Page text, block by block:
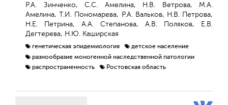
Р.А. Зинченко, С.С. Амелина, Н.В. Ветрова, М.А.
Амелина, Т.И. Пономарева, Р.А. Вальков, Н.В. Петрова,
Н.Е. Петрина, А.А. Степанова, А.В. Поляков, Е.В.
Дегтерева, Н.Ю. Каширская
генетическая эпидемиология
детское население
разнообразие моногенной наследственной патологии
распространенность
Ростовская область
Обратная